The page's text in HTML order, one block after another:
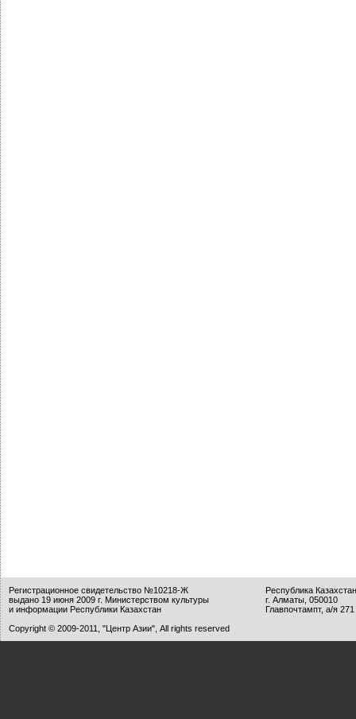
Регистрационное свидетельство №10218-Ж
выдано 19 июня 2009 г. Министерством культуры
и информации Республики Казахстан
Республика Казахстан
г. Алматы, 050010
Главпочтампт, а/я 271
Copyright © 2009-2011, "Центр Азии", All rights reserved